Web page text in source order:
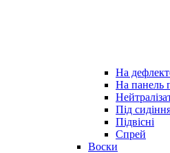
На
На панель
Під
Підвісні
Спрей
Воски